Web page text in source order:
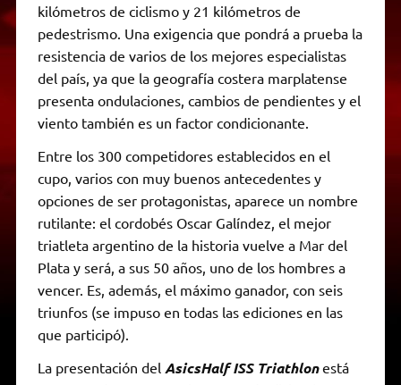
kilómetros de ciclismo y 21 kilómetros de
pedestrismo. Una exigencia que pondrá a prueba la
resistencia de varios de los mejores especialistas
del país, ya que la geografía costera marplatense
presenta ondulaciones, cambios de pendientes y el
viento también es un factor condicionante.
Entre los 300 competidores establecidos en el
cupo, varios con muy buenos antecedentes y
opciones de ser protagonistas, aparece un nombre
rutilante: el cordobés Oscar Galíndez, el mejor
triatleta argentino de la historia vuelve a Mar del
Plata y será, a sus 50 años, uno de los hombres a
vencer. Es, además, el máximo ganador, con seis
triunfos (se impuso en todas las ediciones en las
que participó).
La presentación del AsicsHalf ISS Triathlonestá